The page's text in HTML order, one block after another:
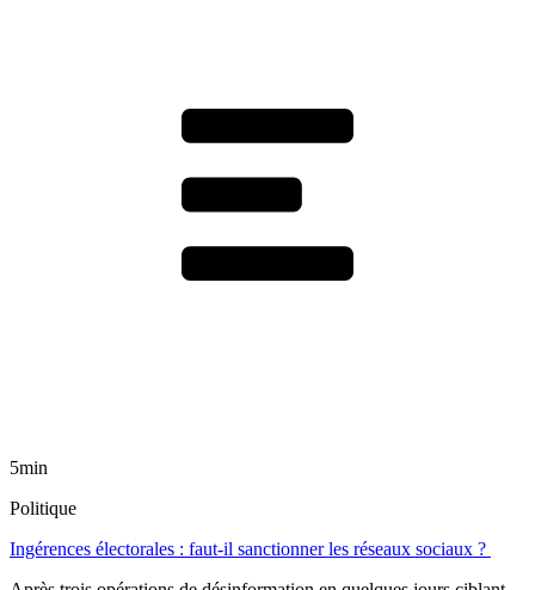
5min
Politique
Ingérences électorales : faut-il sanctionner les réseaux sociaux ?